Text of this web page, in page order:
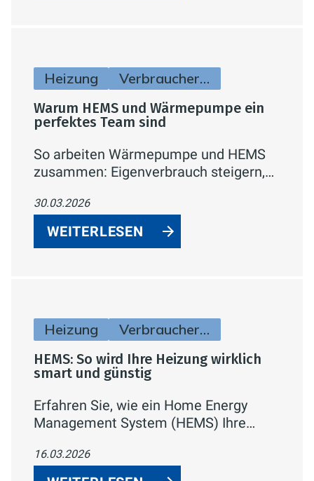
Heizung Verbraucherinfos
Warum HEMS und Wärmepumpe ein
perfektes Team sind
So arbeiten Wärmepumpe und HEMS
zusammen: Eigenverbrauch steigern,
30.03.2026
WEITERLESEN
Heizung Verbraucherinfos
HEMS: So wird Ihre Heizung wirklich
smart und günstig
Erfahren Sie, wie ein Home Energy
Management System (HEMS) Ihre
Verbrauch und Heizkosten gezielt
optimiert – automatisiert, vernetzt und
16.03.2026